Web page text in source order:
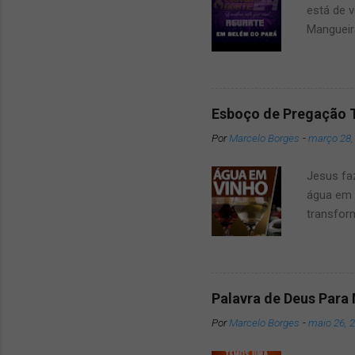
está de
amigos
belém
das
mai...
Esboço de Pregação
PorMarcelo Borges -março 28,
Jesus
água
jesus
Jesus e
Palavra de Deus
PorMarcelo Borges -maio 26,